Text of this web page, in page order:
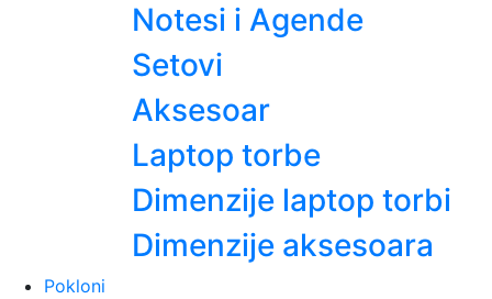
Notesi i Agende
Setovi
Aksesoar
Laptop torbe
Dimenzije laptop torbi
Dimenzije aksesoara
Pokloni